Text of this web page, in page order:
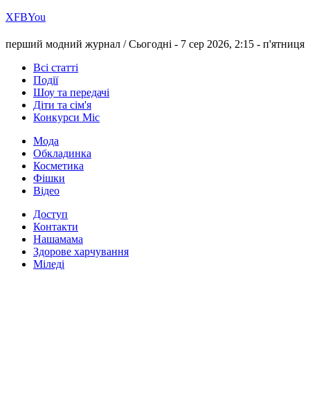
ХFBYou
перший модний журнал /Сьогодні - 7 сер 2026, 2:15 - п'ятниця
Всі статті
Події
Шоу та передачі
Діти та сім'я
Конкурси Міс
Мода
Обкладинка
Косметика
Фішки
Відео
Доступ
Контакти
Нашамама
Здорове харчування
Міледі